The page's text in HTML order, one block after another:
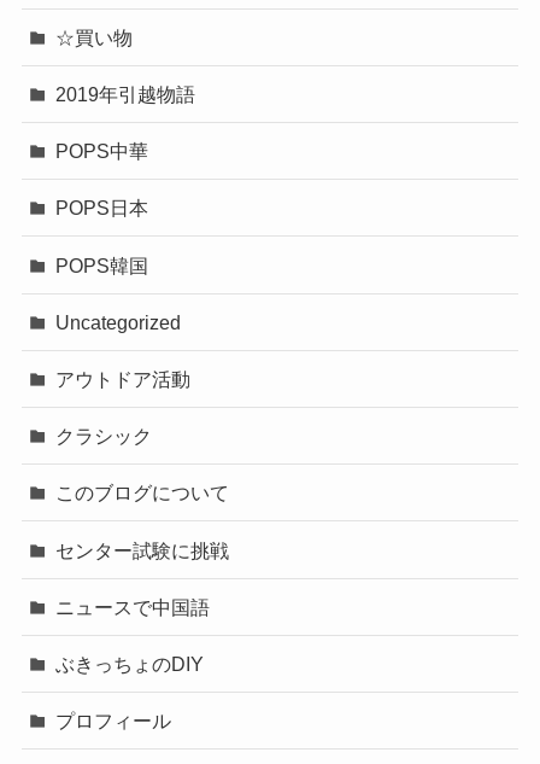
☆買い物
2019年引越物語
POPS中華
POPS日本
POPS韓国
Uncategorized
アウトドア活動
クラシック
このブログについて
センター試験に挑戦
ニュースで中国語
ぶきっちょのDIY
プロフィール